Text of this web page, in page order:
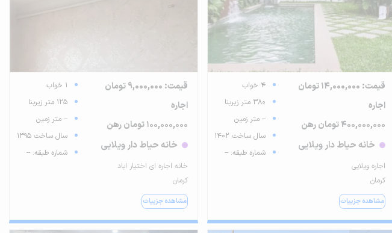
قیمت: 14,000,000 تومان
اجاره
400,000,000 تومان رهن
خانه حیاط دار ویلایی
اجاره ویلایی
کرمان
مشاهده جزییات
4 خواب
380 متر زیربنا
-- متر زمین
سال ساخت 1402
شماره طبقه: --
قیمت: 9,000,000 تومان
اجاره
100,000,000 تومان رهن
خانه حیاط دار ویلایی
خانه اجاره ای اختیار اباد
کرمان
مشاهده جزییات
1 خواب
125 متر زیربنا
-- متر زمین
سال ساخت 1395
شماره طبقه: --